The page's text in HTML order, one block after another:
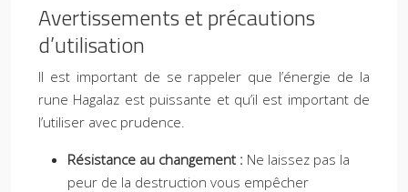
Avertissements et précautions
d’utilisation
Il est important de se rappeler que l’énergie de la
rune Hagalaz est puissante et qu’il est important de
l’utiliser avec prudence.
Résistance au changement : Ne laissez pas la
peur de la destruction vous empêcher